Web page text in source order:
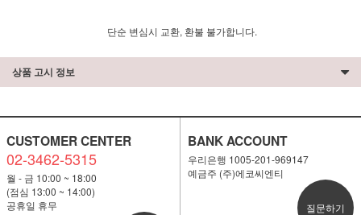
단순 변심시 교환, 환불 불가합니다.
상품 고시 정보
CUSTOMER CENTER
02-3462-5315
월 - 금 10:00 ~ 18:00
(점심 13:00 ~ 14:00)
공휴일 휴무
BANK ACCOUNT
우리은행 1005-201-969147
예금주 (주)에코씨엔티
질문하기